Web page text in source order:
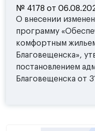
№ 4178 от
О внесении
программу
комфортным
Благовещенска»,
постановлением
Благовещенска от